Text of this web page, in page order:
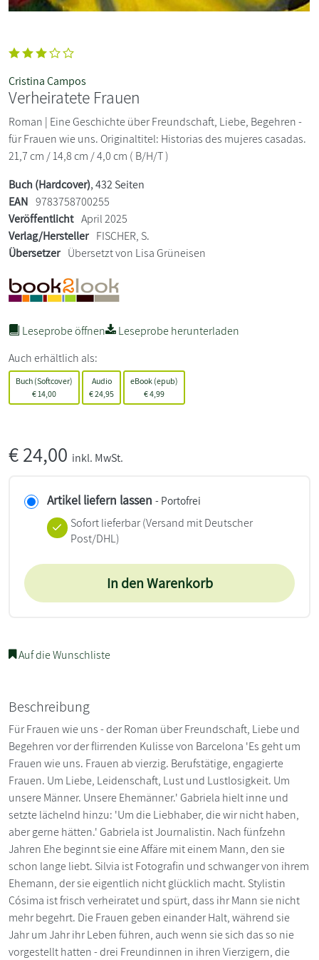
Cristina Campos
Verheiratete Frauen
Roman | Eine Geschichte über Freundschaft, Liebe, Begehren -
für Frauen wie uns. Originaltitel: Historias des mujeres casadas.
21,7 cm / 14,8 cm / 4,0 cm ( B/H/T )
Buch (Hardcover), 432 Seiten
EAN 9783758700255
Veröffentlicht April 2025
Verlag/Hersteller FISCHER, S.
Übersetzer Übersetzt von Lisa Grüneisen
Leseprobe öffnen
Leseprobe herunterladen
Auch erhältlich als:
Buch (Softcover)
€ 14,00
Audio
€24,95
eBook (epub)
€4,99
€24,00 inkl. MwSt.
Artikel liefern lassen - Portofrei
Sofort lieferbar(Versand mit Deutscher
Post/DHL)
In den Warenkorb
Auf die Wunschliste
Beschreibung
Für Frauen wie uns - der Roman über Freundschaft, Liebe und
Begehren vor der flirrenden Kulisse von Barcelona 'Es geht um
Frauen wie uns. Frauen ab vierzig. Berufstätige, engagierte
Frauen. Um Liebe, Leidenschaft, Lust und Lustlosigkeit. Um
unsere Männer. Unsere Ehemänner.' Gabriela hielt inne und
setzte lächelnd hinzu: 'Um die Liebhaber, die wir nicht haben,
aber gerne hätten.' Gabriela ist Journalistin. Nach fünfzehn
Jahren Ehe beginnt sie eine Affäre mit einem Mann, den sie
schon lange liebt. Silvia ist Fotografin und schwanger von ihrem
Ehemann, der sie eigentlich nicht glücklich macht. Stylistin
Cósima ist frisch verheiratet und spürt, dass ihr Mann sie nicht
mehr begehrt. Die Frauen geben einander Halt, während sie
Jahr um Jahr ihr Leben führen, auch wenn sie sich das so nie
vorgestellt hatten - drei Freundinnen in ihren Vierzigern, die